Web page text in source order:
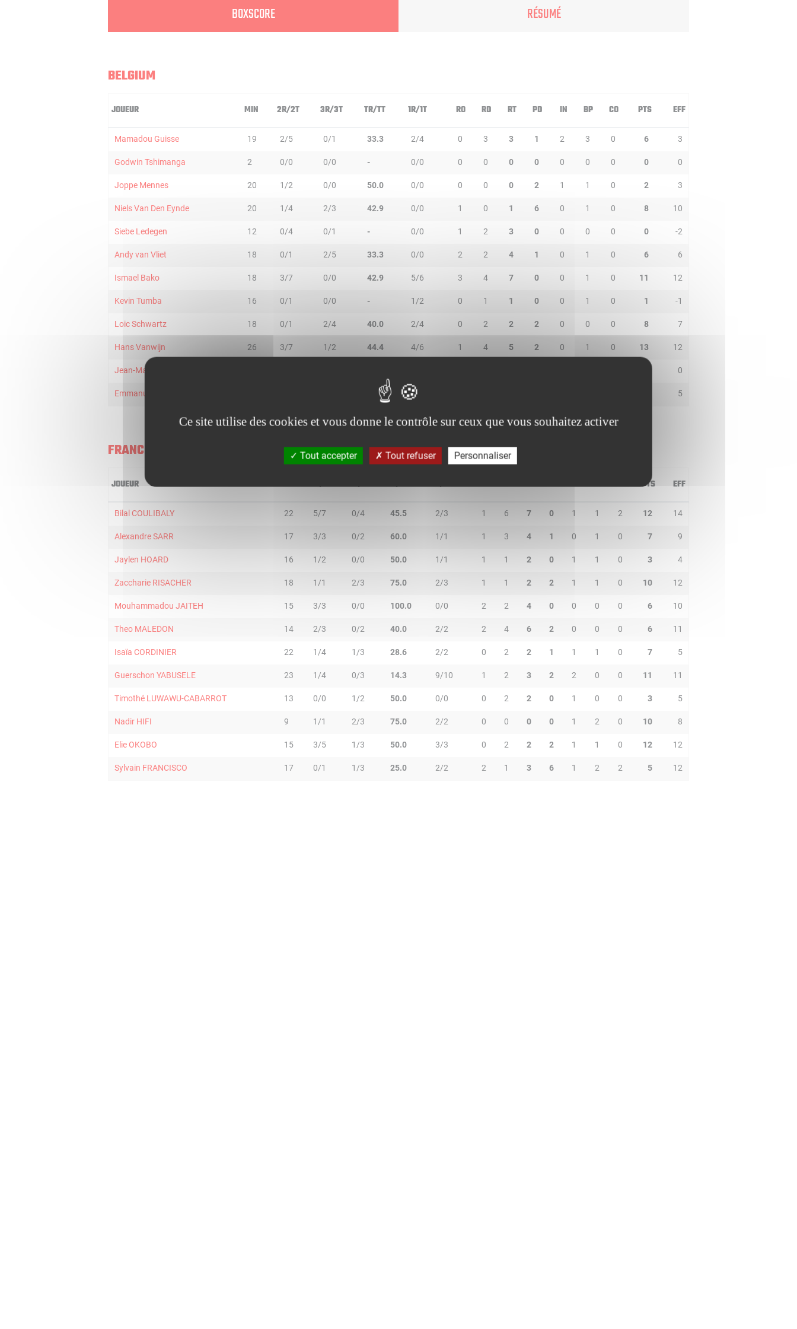
BOXSCORE RÉSUMÉ
BELGIUM
JOUEUR MIN 2R/2T 3R/3T TR/TT 1R/1T RO RD RT PD IN BP CO PTS EFF
Mamadou Guisse 19 2/5 0/1 33.3 2/4 0 3 3 1 2 3 0 6 3
Godwin Tshimanga 2 0/0 0/0 - 0/0 0 0 0 0 0 0 0 0 0
Joppe Mennes 20 1/2 0/0 50.0 0/0 0 0 0 2 1 1 0 2 3
Niels Van Den Eynde 20 1/4 2/3 42.9 0/0 1 0 1 6 0 1 0 8 10
Siebe Ledegen 12 0/4 0/1 - 0/0 1 2 3 0 0 0 0 0 -2
Andy van Vliet 18 0/1 2/5 33.3 0/0 2 2 4 1 0 1 0 6 6
Ismael Bako 18 3/7 0/0 42.9 5/6 3 4 7 0 0 1 0 11 12
Kevin Tumba 16 0/1 0/0 - 1/2 0 1 1 0 0 1 0 1 -1
Loic Schwartz 18 0/1 2/4 40.0 2/4 0 2 2 2 0 0 0 8 7
Hans Vanwijn 26 3/7 1/2 44.4 4/6 1 4 5 2 0 1 0 13 12
Jean-Marc Mwema 0
Emmanuel Lecomte 42.9 3/3 5
FRANCE
JOUEUR MIN 2R/2T 3R/3T TR/TT 1R/1T RO RD RT PD IN BP CO PTS EFF
Bilal COULIBALY 22 5/7 0/4 45.5 2/3 1 6 7 0 1 1 2 12 14
Alexandre SARR 17 3/3 0/2 60.0 1/1 1 3 4 1 0 1 0 7 9
Jaylen HOARD 16 1/2 0/0 50.0 1/1 1 1 2 0 1 1 0 3 4
Zaccharie RISACHER 18 1/1 2/3 75.0 2/3 1 1 2 2 1 1 0 10 12
Mouhammadou JAITEH 15 3/3 0/0 100.0 0/0 2 2 4 0 0 0 0 6 10
Theo MALEDON 14 2/3 0/2 40.0 2/2 2 4 6 2 0 0 0 6 11
Isaïa CORDINIER 22 1/4 1/3 28.6 2/2 0 2 2 1 1 1 0 7 5
Guerschon YABUSELE 23 1/4 0/3 14.3 9/10 1 2 3 2 2 0 0 11 11
Timothé LUWAWU-CABARROT 13 0/0 1/2 50.0 0/0 0 2 2 0 1 0 0 3 5
Nadir HIFI 9 1/1 2/3 75.0 2/2 0 0 0 0 1 2 0 10 8
Elie OKOBO 15 3/5 1/3 50.0 3/3 0 2 2 2 1 1 0 12 12
Sylvain FRANCISCO 17 0/1 1/3 25.0 2/2 2 1 3 6 1 2 2 5 12
Ce site utilise des cookies et vous donne le contrôle sur ceux que vous souhaitez activer
Tout accepter Tout refuser Personnaliser